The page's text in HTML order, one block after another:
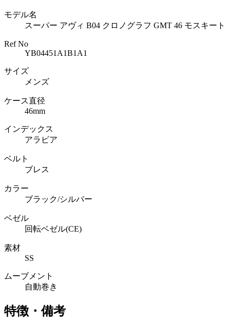
モデル名
スーパー アヴィ B04 クロノグラフ GMT 46 モスキート
Ref No
YB04451A1B1A1
サイズ
メンズ
ケース直径
46mm
インデックス
アラビア
ベルト
ブレス
カラー
ブラック/シルバー
ベゼル
回転ベゼル(CE)
素材
SS
ムーブメント
自動巻き
特徴・備考